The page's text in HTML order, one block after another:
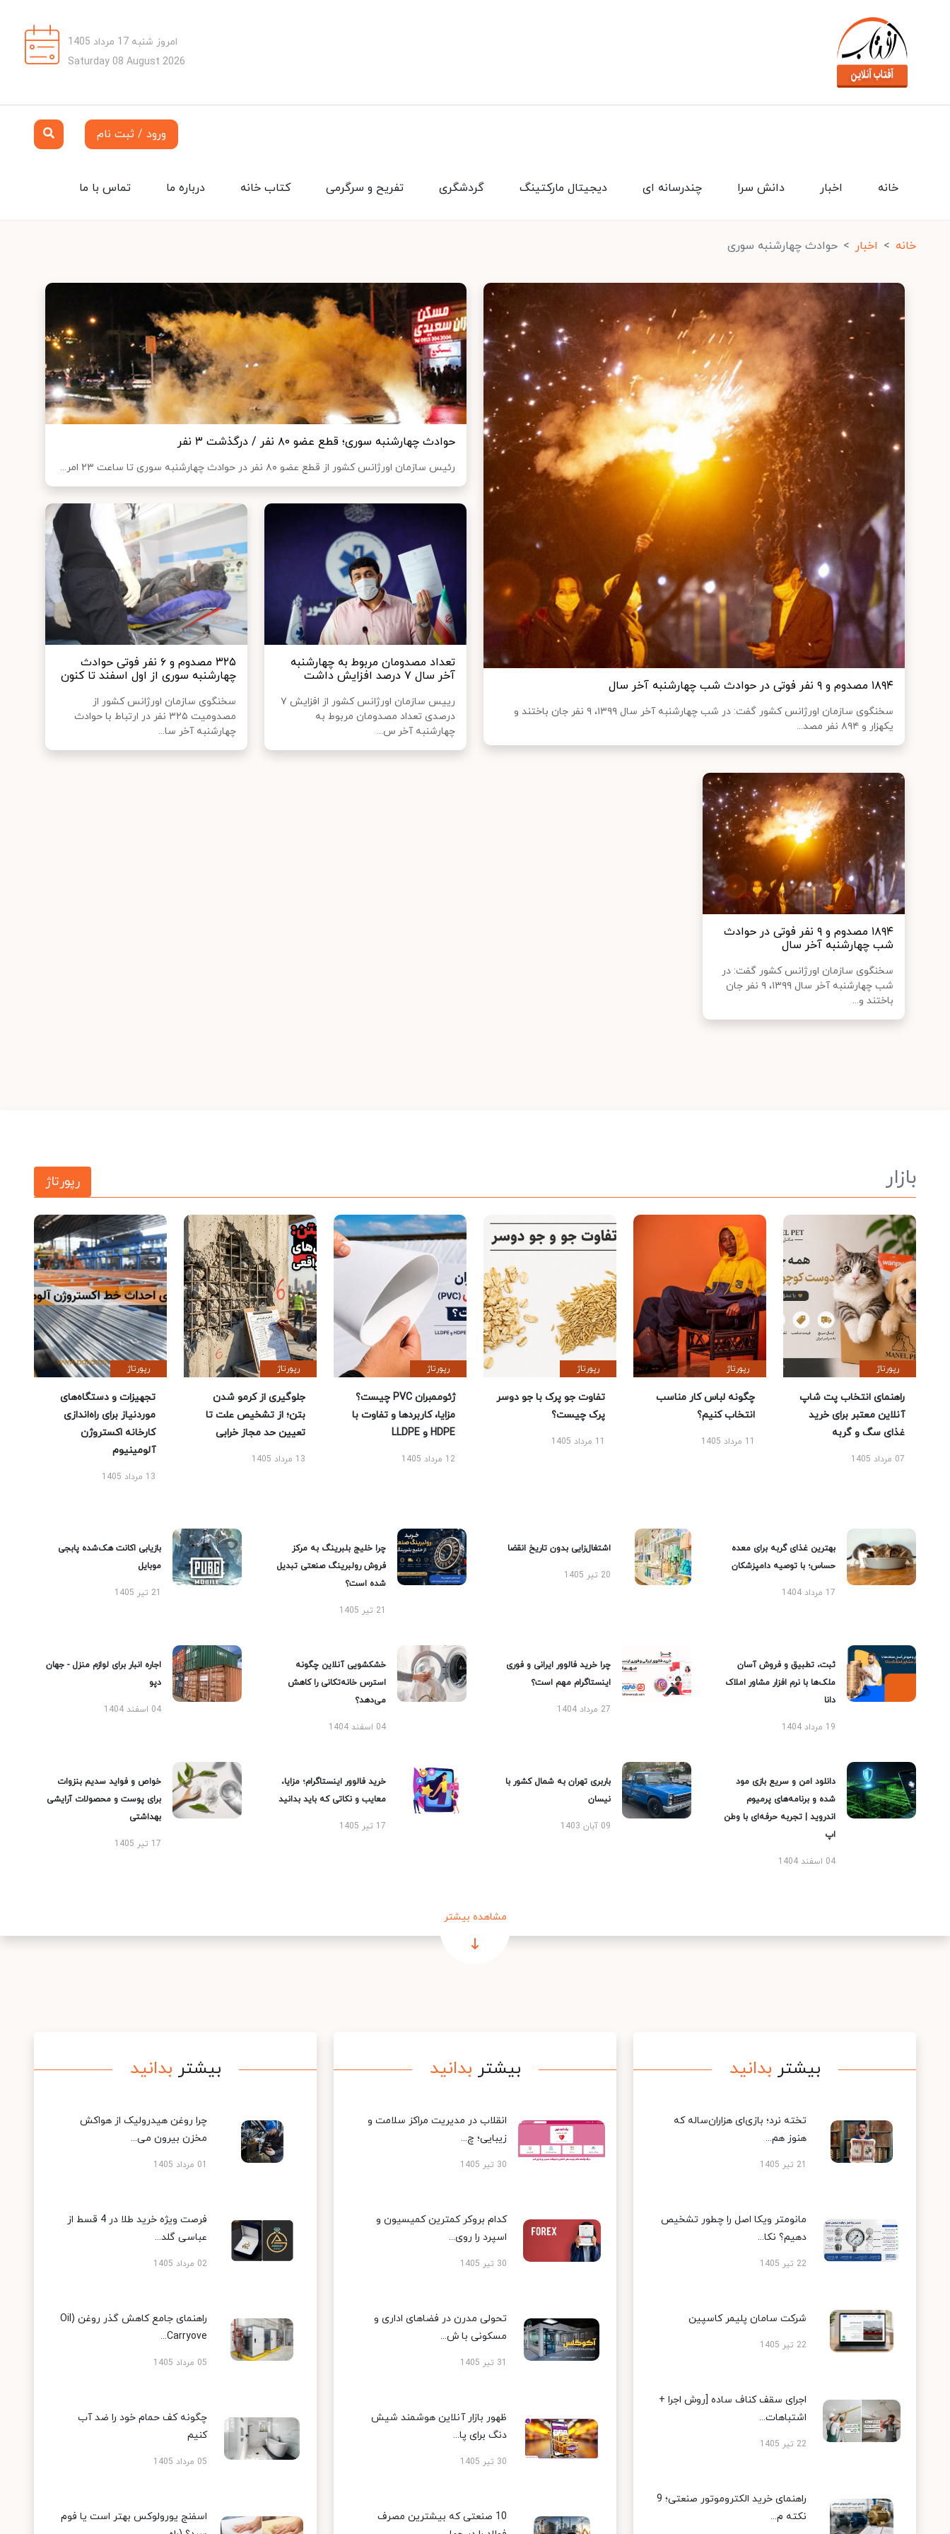
امروز شنبه 17 مرداد 1405
Saturday 08 August 2026
ورود / ثبت نام
تماس با ما درباره ما کتاب خانه تفریح و سرگرمی گردشگری دیجیتال مارکتینگ چندرسانه ای دانش سرا اخبار خانه
خانه اخبار حوادث چهارشنبه سوری
۱۸۹۴ مصدوم و ۹ نفر فوتی در حوادث شب چهارشنبه آخر سال
سخنگوی سازمان اورژانس کشور گفت: در شب چهارشنبه آخر سال ۱۳۹۹، ۹ نفر جان باختند و
یکهزار و ۸۹۴ نفر مصد...
حوادث چهارشنبه سوری؛ قطع عضو ۸۰ نفر / درگذشت ٣ نفر
رئیس سازمان اورژانس کشور از قطع عضو ۸۰ نفر در حوادث چهارشنبه سوری تا ساعت ۲۳ امر...
تعداد مصدومان مربوط به چهارشنبه
آخر سال ٧ درصد افزایش داشت
رییس سازمان اورژانس کشور از افزایش ٧
درصدی تعداد مصدومان مربوط به
چهارشنبه آخر س...
۳۲۵ مصدوم و ۶ نفر فوتی حوادث
چهارشنبه سوری از اول اسفند تا کنون
سخنگوی سازمان اورژانس کشور از
مصدومیت ٣٢۵ نفر در ارتباط با حوادث
چهارشنبه آخر سا...
۱۸۹۴ مصدوم و ۹ نفر فوتی در حوادث
شب چهارشنبه آخر سال
سخنگوی سازمان اورژانس کشور گفت: در
شب چهارشنبه آخر سال ۱۳۹۹، ۹ نفر جان
باختند و...
بازار رپورتاژ
رپورتاژ
راهنمای انتخاب پت شاپ
آنلاین معتبر برای خرید
غذای سگ و گربه
07 مرداد 1405
رپورتاژ
چگونه لباس کار مناسب
انتخاب کنیم؟
11 مرداد 1405
رپورتاژ
تفاوت جو پرک با جو دوسر
پرک چیست؟
11 مرداد 1405
رپورتاژ
ژئوممبران PVC چیست؟
مزایا، کاربردها و تفاوت با
HDPE و LLDPE
12 مرداد 1405
رپورتاژ
جلوگیری از کرمو شدن
بتن؛ از تشخیص علت تا
تعیین حد مجاز خرابی
13 مرداد 1405
رپورتاژ
تجهیزات و دستگاه‌های
موردنیاز برای راه‌اندازی
کارخانه اکستروژن
آلومینیوم
13 مرداد 1405
بهترین غذای گربه برای معده
حساس؛ با توصیه دامپزشکان
17 مرداد 1404
اشتغال‌زایی بدون تاریخ انقضا
20 تیر 1405
چرا خلیج بلبرینگ به مرکز
فروش رولبرینگ صنعتی تبدیل
شده است؟
21 تیر 1405
بازیابی اکانت هک‌شده پابجی
موبایل
21 تیر 1405
ثبت، تطبیق و فروش آسان
ملک‌ها با نرم افزار مشاور املاک
دانا
19 مرداد 1404
چرا خرید فالوور ایرانی و فوری
اینستاگرام مهم است؟
27 مرداد 1404
خشکشویی آنلاین چگونه
استرس خانه‌تکانی را کاهش
می‌دهد؟
04 اسفند 1404
اجاره انبار برای لوازم منزل - جهان
دپو
04 اسفند 1404
دانلود امن و سریع بازی مود
شده و برنامه‌های پرمیوم
اندروید | تجربه حرفه‌ای با وطن
اپ
04 اسفند 1404
باربری تهران به شمال کشور با
نیسان
09 آبان 1403
خرید فالوور اینستاگرام؛ مزایا،
معایب و نکاتی که باید بدانید
17 تیر 1405
خواص و فواید سدیم بنزوات
برای پوست و محصولات آرایشی
بهداشتی
17 تیر 1405
مشاهده بیشتر
بیشتر بدانید
تخته نرد؛ بازی‌ای هزاران‌ساله که
هنوز هم...
21 تیر 1405
مانومتر ویکا اصل را چطور تشخیص
دهیم؟ نکا...
22 تیر 1405
شرکت سامان پلیمر کاسپین
22 تیر 1405
اجرای سقف کناف ساده [روش اجرا +
اشتباهات...
22 تیر 1405
راهنمای خرید الکتروموتور صنعتی؛ 9
نکته م...
بیشتر بدانید
انقلاب در مدیریت مراکز سلامت و
زیبایی؛ چ...
30 تیر 1405
کدام بروکر کمترین کمیسیون و
اسپرد را روی...
30 تیر 1405
تحولی مدرن در فضاهای اداری و
مسکونی با ش...
31 تیر 1405
ظهور بازار آنلاین هوشمند شیش
دنگ برای پا...
30 تیر 1405
10 صنعتی که بیشترین مصرف
بیشتر بدانید
چرا روغن هیدرولیک از هواکش
مخزن بیرون می...
01 مرداد 1405
فرصت ویژه خرید طلا در 4 قسط از
عباسی گلد...
02 مرداد 1405
راهنمای جامع کاهش گذر روغن (Oil
Carryove...
05 مرداد 1405
چگونه کف حمام خود را ضد آب
کنیم
05 مرداد 1405
اسفنج یورولوکس بهتر است یا فوم